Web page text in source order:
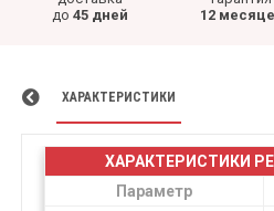
до 45 дней
12
ХАРАКТЕРИСТИКИ
ХАРАКТЕРИСТИКИ
Параметр